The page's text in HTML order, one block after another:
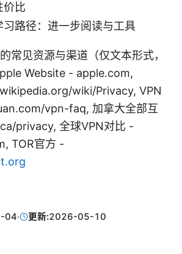
价比
习路径：进一步阅读与工具
常见资源与渠道（仅文本形式，
Website - apple.com,
wiki/Privacy, VPN
vpn-faq, 加拿大全部互
privacy, 全球VPN对比 -
TOR官方 -
04· 更新:2026-05-10